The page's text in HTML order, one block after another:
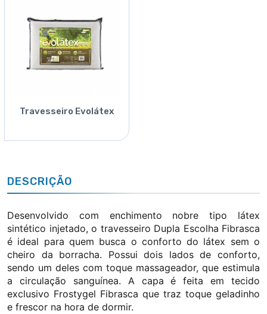
Travesseiro Evolátex
DESCRIÇÃO
Desenvolvido com enchimento nobre tipo látex
sintético injetado, o travesseiro Dupla Escolha Fibrasca
é ideal para quem busca o conforto do látex sem o
cheiro da borracha. Possui dois lados de conforto,
sendo um deles com toque massageador, que estimula
a circulação sanguínea. A capa é feita em tecido
exclusivo Frostygel Fibrasca que traz toque geladinho
e frescor na hora de dormir.